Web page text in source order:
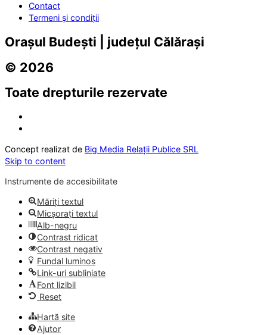
Contact
Termeni și condiții
Orașul Budești | județul Călărași
© 2026
Toate drepturile rezervate
Concept realizat de Big Media Relații Publice SRL
Skip to content
Instrumente de accesibilitate
Măriți textul
Micșorați textul
Alb-negru
Contrast ridicat
Contrast negativ
Fundal luminos
Link-uri subliniate
Font lizibil
Reset
Hartă site
Ajutor